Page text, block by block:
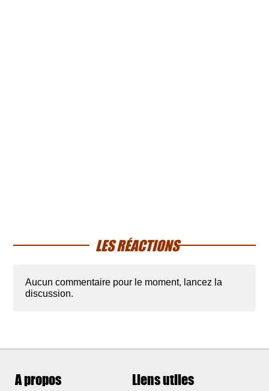
LES RÉACTIONS
Aucun commentaire pour le moment, lancez la
discussion.
A propos Liens utiles